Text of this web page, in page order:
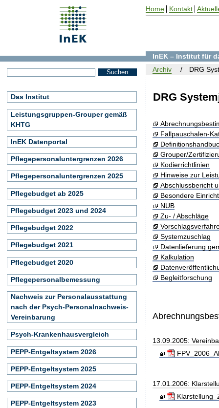
DRG
Fallpauschalen-
Grouper/
Kodierrichtlinien
Hinweise zur
Abschlussbericht
Besondere
NUB
Zu- / Abschläge
Systemzuschlag
Datenlieferung
Kalkulation
Begleitforschung
13.09.2005:
17.01.2006:
InEK – Institut für
Archiv
DRG
Das Institut
Leistungsgruppen-Grouper gemäß
KHTG
InEK Datenportal
Pflegepersonaluntergrenzen 2026
Pflegepersonaluntergrenzen 2025
Pflegebudget ab 2025
Pflegebudget 2023 und 2024
Pflegebudget 2022
Pflegebudget 2021
Pflegebudget 2020
Pflegepersonalbemessung
Nachweis zur Personalausstattung
nach der Psych-Personalnachweis-
Vereinbarung
Psych-Krankenhausvergleich
PEPP-Entgeltsystem 2026
PEPP-Entgeltsystem 2025
PEPP-Entgeltsystem 2024
PEPP-Entgeltsystem 2023
Home Kontakt